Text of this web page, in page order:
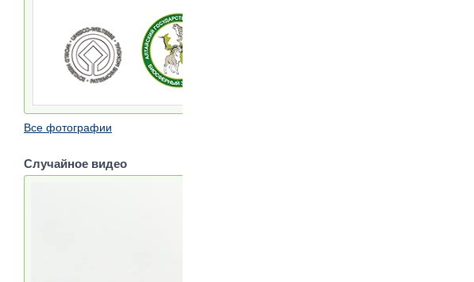
Все фотографии
Случайное видео